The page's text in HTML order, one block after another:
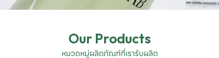
Our Products
หมวดหมู่ผลิตภัณฑ์ที่เรารับผลิต